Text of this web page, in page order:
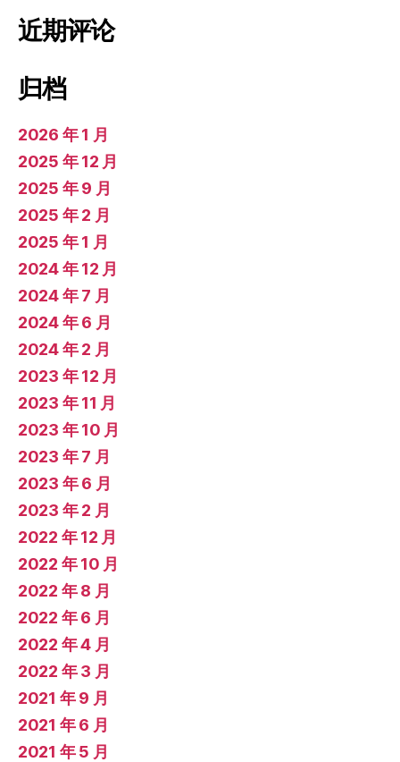
近期评论
归档
2026 年 1 月
2025 年 12 月
2025 年 9 月
2025 年 2 月
2025 年 1 月
2024 年 12 月
2024 年 7 月
2024 年 6 月
2024 年 2 月
2023 年 12 月
2023 年 11 月
2023 年 10 月
2023 年 7 月
2023 年 6 月
2023 年 2 月
2022 年 12 月
2022 年 10 月
2022 年 8 月
2022 年 6 月
2022 年 4 月
2022 年 3 月
2021 年 9 月
2021 年 6 月
2021 年 5 月